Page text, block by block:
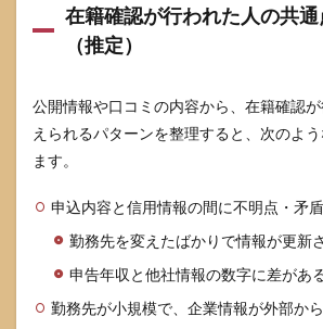
への
一言
の伝
プレ
ート
確認
話に
が出
たと
きの
在籍確認が行われた人の共
（推定）
公開情報や口コミの内容から、在籍確認
えられるパターンを整理すると、次のよ
ます。
申込内容と信用情報の間に不明点・矛
勤務先を変えたばかりで情報が更新
申告年収と他社情報の数字に差があ
勤務先が小規模で、企業情報が外部か